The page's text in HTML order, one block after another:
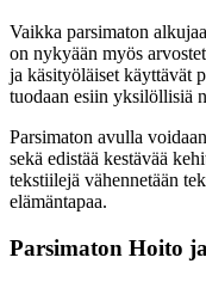
Vaikka parsimaton
on nykyään myös
ja käsityöläiset käyttävät
tuodaan esiin yksilöllisiä
Parsimaton avulla
sekä edistää kestävää
tekstiilejä vähennetään
elämäntapaa.
Parsimaton Hoito